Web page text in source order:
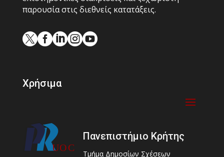
παρουσία στις διεθνείς κατατάξεις.

Χρήσιμα
Πανεπιστήμιο Κρήτης
Τμήμα Δημοσίων Σχέσεων